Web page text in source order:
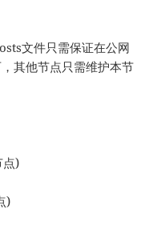
文件只需保证在公网
其他节点只需维护本节
点)
)